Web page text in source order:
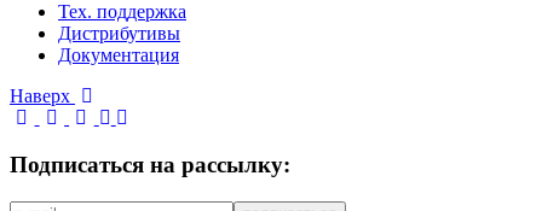
Тех. поддержка
Дистрибутивы
Документация
Наверх
Подписаться на рассылку: